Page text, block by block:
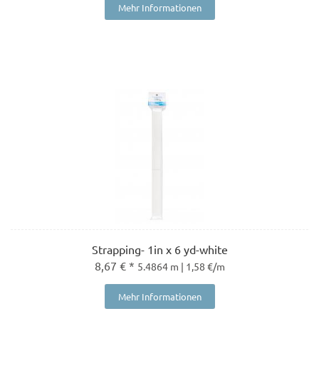
Mehr Informationen
Strapping- 1in x 6 yd-white
8,67 € * 5.4864 m | 1,58 €/m
Mehr Informationen